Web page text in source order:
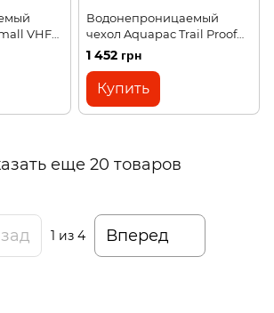
VHF
Водонепроницаемый
чехол Aquapac Trail Proof™
VHF PRO Case black
1 452 грн
Купить
еще 20 товаров
1 из 4 Вперед